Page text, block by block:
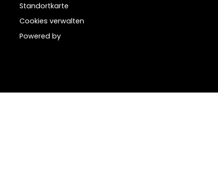
Standortkarte
Cookies verwalten
Powered by